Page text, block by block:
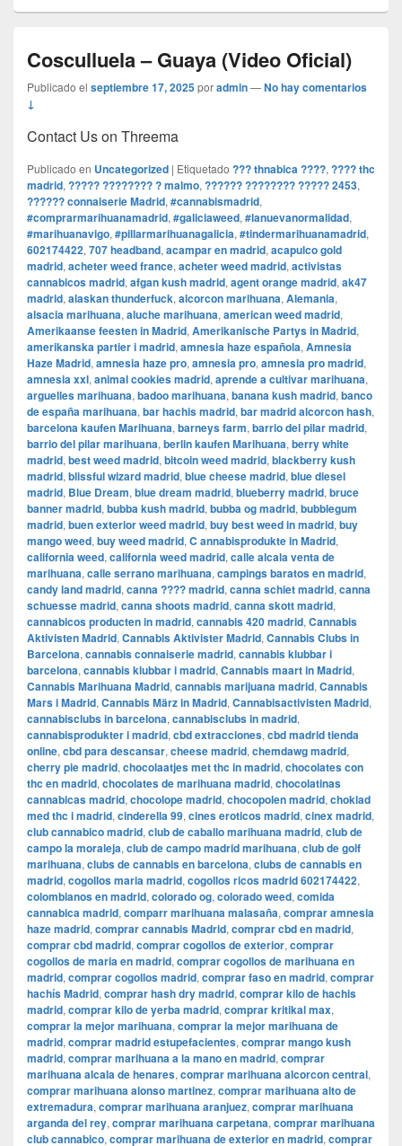
Cosculluela – Guaya (Video Oficial)
Publicado el septiembre 17, 2025poradmin—No hay comentarios
↓
Contact Us on Threema
Publicado en Uncategorized | Etiquetado ??? thnabica ????, ???? thc
madrid, ????? ???????? ? malmo, ?????? ???????? ????? 2453,
?????? connaiserie Madrid, #cannabismadrid,
#comprarmarihuanamadrid, #galiciaweed, #lanuevanormalidad,
#marihuanavigo, #pillarmarihuanagalicia, #tindermarihuanamadrid,
602174422, 707 headband, acampar en madrid, acapulco gold
madrid, acheter weed france, acheter weed madrid, activistas
cannabicos madrid, afgan kush madrid, agent orange madrid, ak47
madrid, alaskan thunderfuck, alcorcon marihuana, Alemania,
alsacia marihuana, aluche marihuana, american weed madrid,
Amerikaanse feesten in Madrid, Amerikanische Partys in Madrid,
amerikanska partier i madrid, amnesia haze española, Amnesia
Haze Madrid, amnesia haze pro, amnesia pro, amnesia pro madrid,
amnesia xxl, animal cookies madrid, aprende a cultivar marihuana,
arguelles marihuana, badoo marihuana, banana kush madrid, banco
de españa marihuana, bar hachis madrid, bar madrid alcorcon hash,
barcelona kaufen Marihuana, barneys farm, barrio del pilar madrid,
barrio del pilar marihuana, berlin kaufen Marihuana, berry white
madrid, best weed madrid, bitcoin weed madrid, blackberry kush
madrid, blissful wizard madrid, blue cheese madrid, blue diesel
madrid, Blue Dream, blue dream madrid, blueberry madrid, bruce
banner madrid, bubba kush madrid, bubba og madrid, bubblegum
madrid, buen exterior weed madrid, buy best weed in madrid, buy
mango weed, buy weed madrid, C annabisprodukte in Madrid,
california weed, california weed madrid, calle alcala venta de
marihuana, calle serrano marihuana, campings baratos en madrid,
candy land madrid, canna ???? madrid, canna schiet madrid, canna
schuesse madrid, canna shoots madrid, canna skott madrid,
cannabicos producten in madrid, cannabis 420 madrid, Cannabis
Aktivisten Madrid, Cannabis Aktivister Madrid, Cannabis Clubs in
Barcelona, cannabis connaiserie madrid, cannabis klubbar i
barcelona, cannabis klubbar i madrid, Cannabis maart in Madrid,
Cannabis Marihuana Madrid, cannabis marijuana madrid, Cannabis
Mars i Madrid, Cannabis März in Madrid, Cannabisactivisten Madrid,
cannabisclubs in barcelona, cannabisclubs in madrid,
cannabisprodukter i madrid, cbd extracciones, cbd madrid tienda
online, cbd para descansar, cheese madrid, chemdawg madrid,
cherry pie madrid, chocolaatjes met thc in madrid, chocolates con
thc en madrid, chocolates de marihuana madrid, chocolatinas
cannabicas madrid, chocolope madrid, chocopolen madrid, choklad
med thc i madrid, cinderella 99, cines eroticos madrid, cinex madrid,
club cannabico madrid, club de caballo marihuana madrid, club de
campo la moraleja, club de campo madrid marihuana, club de golf
marihuana, clubs de cannabis en barcelona, clubs de cannabis en
madrid, cogollos maria madrid, cogollos ricos madrid 602174422,
colombianos en madrid, colorado og, colorado weed, comida
cannabica madrid, comparr marihuana malasaña, comprar amnesia
haze madrid, comprar cannabis Madrid, comprar cbd en madrid,
comprar cbd madrid, comprar cogollos de exterior, comprar
cogollos de maria en madrid, comprar cogollos de marihuana en
madrid, comprar cogollos madrid, comprar faso en madrid, comprar
hachís Madrid, comprar hash dry madrid, comprar kilo de hachis
madrid, comprar kilo de yerba madrid, comprar kritikal max,
comprar la mejor marihuana, comprar la mejor marihuana de
madrid, comprar madrid estupefacientes, comprar mango kush
madrid, comprar marihuana a la mano en madrid, comprar
marihuana alcala de henares, comprar marihuana alcorcon central,
comprar marihuana alonso martinez, comprar marihuana alto de
extremadura, comprar marihuana aranjuez, comprar marihuana
arganda del rey, comprar marihuana carpetana, comprar marihuana
club cannabico, comprar marihuana de exterior en madrid, comprar